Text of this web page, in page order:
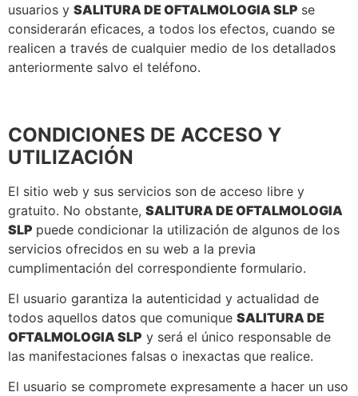
usuarios y SALITURA DE OFTALMOLOGIA SLP se
considerarán eficaces, a todos los efectos, cuando se
realicen a través de cualquier medio de los detallados
anteriormente salvo el teléfono.
CONDICIONES DE ACCESO Y
UTILIZACIÓN
El sitio web y sus servicios son de acceso libre y
gratuito. No obstante, SALITURA DE OFTALMOLOGIA
SLP puede condicionar la utilización de algunos de los
servicios ofrecidos en su web a la previa
cumplimentación del correspondiente formulario.
El usuario garantiza la autenticidad y actualidad de
todos aquellos datos que comunique SALITURA DE
OFTALMOLOGIA SLP y será el único responsable de
las manifestaciones falsas o inexactas que realice.
El usuario se compromete expresamente a hacer un uso